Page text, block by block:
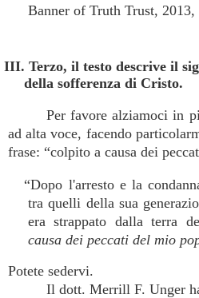
Banner of Truth Trust, 2013,
III. Terzo, il testo descrive il
della sofferenza di Cristo.
Per favore alziamoci in
ad alta voce, facendo
frase: “colpito a causa dei
“Dopo l'arresto e la
tra quelli della sua
era strappato dalla terra
causa dei peccati del mio
Potete sedervi.
Il dott. Merrill F. Unger